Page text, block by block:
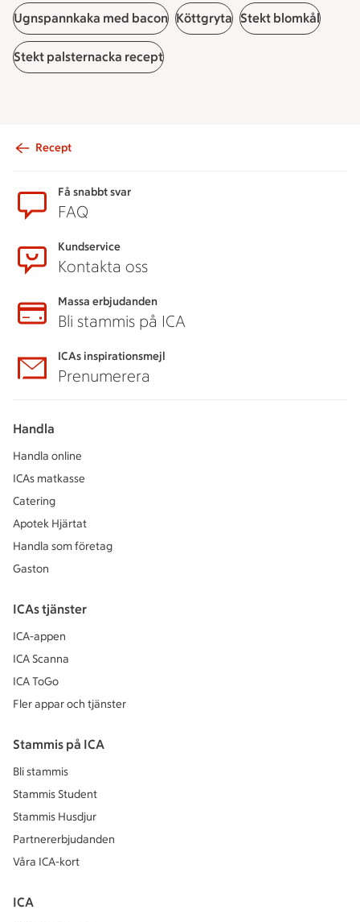
Ugnspannkaka med bacon Köttgryta Stekt blomkål
Stekt palsternacka recept
Recept
Få snabbt svar
FAQ
Kundservice
Kontakta oss
Massa erbjudanden
Bli stammis på ICA
ICAs inspirationsmejl
Prenumerera
Handla
Handla online
ICAs matkasse
Catering
Apotek Hjärtat
Handla som företag
Gaston
ICAs tjänster
ICA-appen
ICA Scanna
ICA ToGo
Fler appar och tjänster
Stammis på ICA
Bli stammis
Stammis Student
Stammis Husdjur
Partnererbjudanden
Våra ICA-kort
ICA